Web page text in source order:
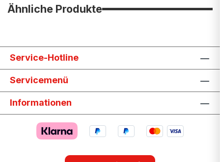
Ähnliche Produkte
Service-Hotline
Servicemenü
Informationen